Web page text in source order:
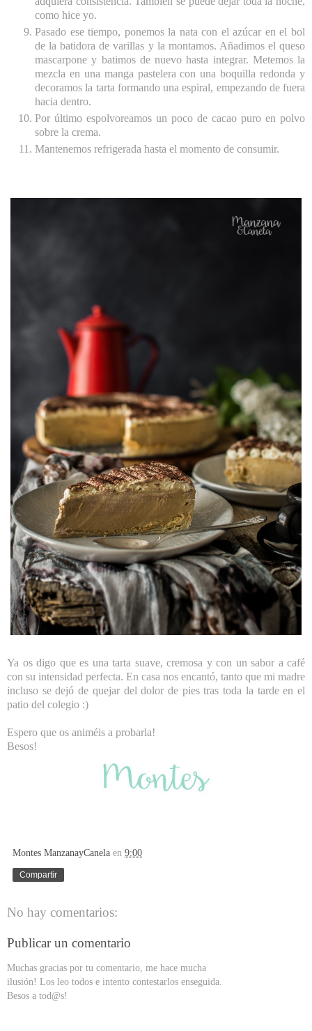
como hice yo.
Pasado ese tiempo, ponemos la nata con el azúcar en el bol
de la batidora de varillas y la montamos. Añadimos el queso
mascarpone y batimos de nuevo hasta integrar. Metemos la
mezcla en una manga pastelera con una boquilla redonda y
decoramos la tarta formando una espiral, empezando de fuera
hacia dentro.
Por último espolvoreamos un poco de cacao puro en polvo
sobre la crema.
Mantenemos refrigerada hasta el momento de consumir.
Ya os digo que es una tarta suave, cremosa y con un sabor a café
con su intensidad perfecta. En casa nos encantó, tanto que mi madre
incluso se dejó de quejar del dolor de pies tras toda la tarde en el
patio del colegio :)
Espero que os animéis a probarla!
Besos!
Montes ManzanayCanela en 9:00
Compartir
No hay comentarios:
Publicar un comentario
Muchas gracias por tu comentario, me hace mucha
ilusión! Los leo todos e intento contestarlos enseguida.
Besos a tod@s!